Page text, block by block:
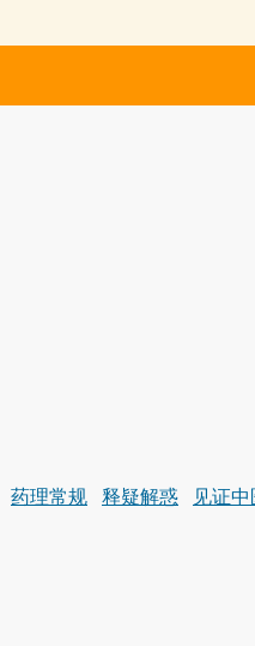
药理常规 释疑解惑 见证中